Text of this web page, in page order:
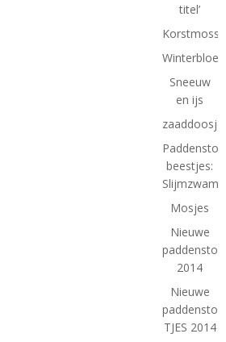
titel’
Sneeuw
en ijs
beestjes:
Mosjes
Nieuwe
2014
Nieuwe
TJES 2014